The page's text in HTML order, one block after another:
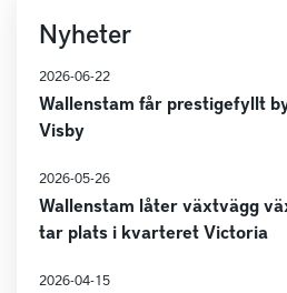
Nyheter
2026-06-22
Wallenstam får prestigefyllt
Visby
2026-05-26
Wallenstam låter växtvägg
tar plats i kvarteret Victoria
2026-04-15